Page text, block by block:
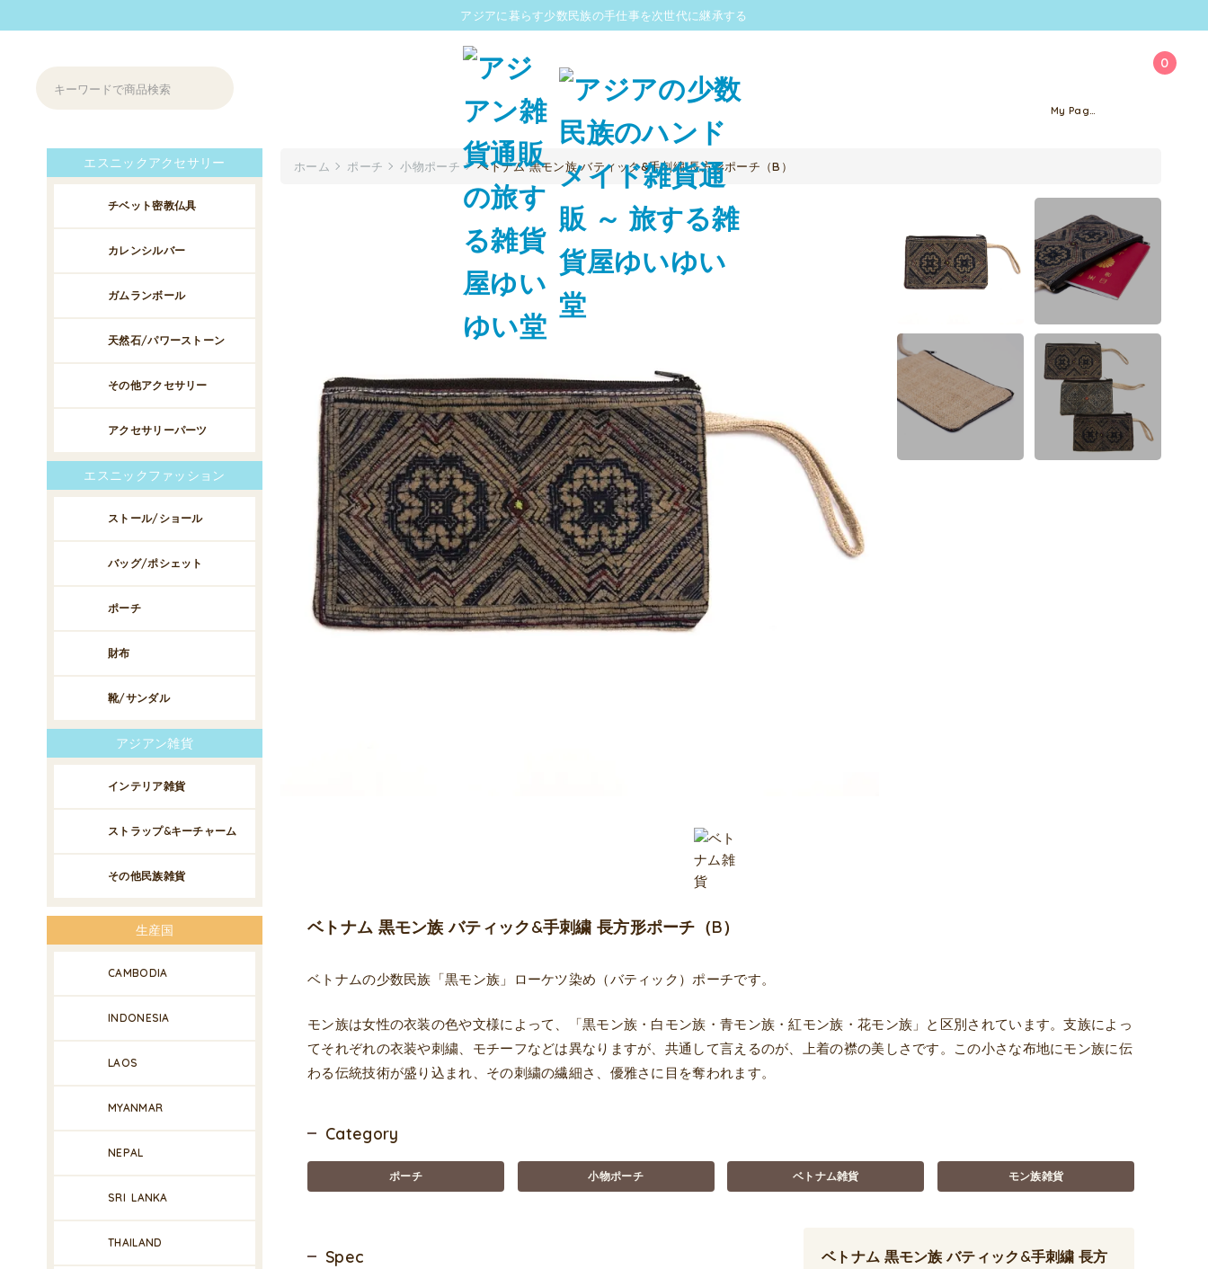
アジアに暮らす少数民族の手仕事を次世代に継承する
0
My Page
ホーム ポーチ 小物ポーチ ベトナム 黒モン族 バティック&手刺繍 長方形ポーチ（B）
ベトナム 黒モン族 バティック&手刺繍 長方形ポーチ（B）
ベトナムの少数民族「黒モン族」ローケツ染め（バティック）ポーチです。
モン族は女性の衣装の色や文様によって、「黒モン族・白モン族・青モン族・紅モン族・花モン族」と区別されています。支族によっ
てそれぞれの衣装や刺繍、モチーフなどは異なりますが、共通して言えるのが、上着の襟の美しさです。この小さな布地にモン族に伝
わる伝統技術が盛り込まれ、その刺繍の繊細さ、優雅さに目を奪われます。
Category
ポーチ 小物ポーチ ベトナム雑貨 モン族雑貨
Spec
ベトナム 黒モン族 バティック&手刺繍 長方
エスニックアクセサリー
チベット密教仏具
カレンシルバー
ガムランボール
天然石/パワーストーン
その他アクセサリー
アクセサリーパーツ
エスニックファッション
ストール/ショール
バッグ/ポシェット
ポーチ
財布
靴/サンダル
アジアン雑貨
インテリア雑貨
ストラップ&キーチャーム
その他民族雑貨
生産国
CAMBODIA
INDONESIA
LAOS
MYANMAR
NEPAL
SRI LANKA
THAILAND